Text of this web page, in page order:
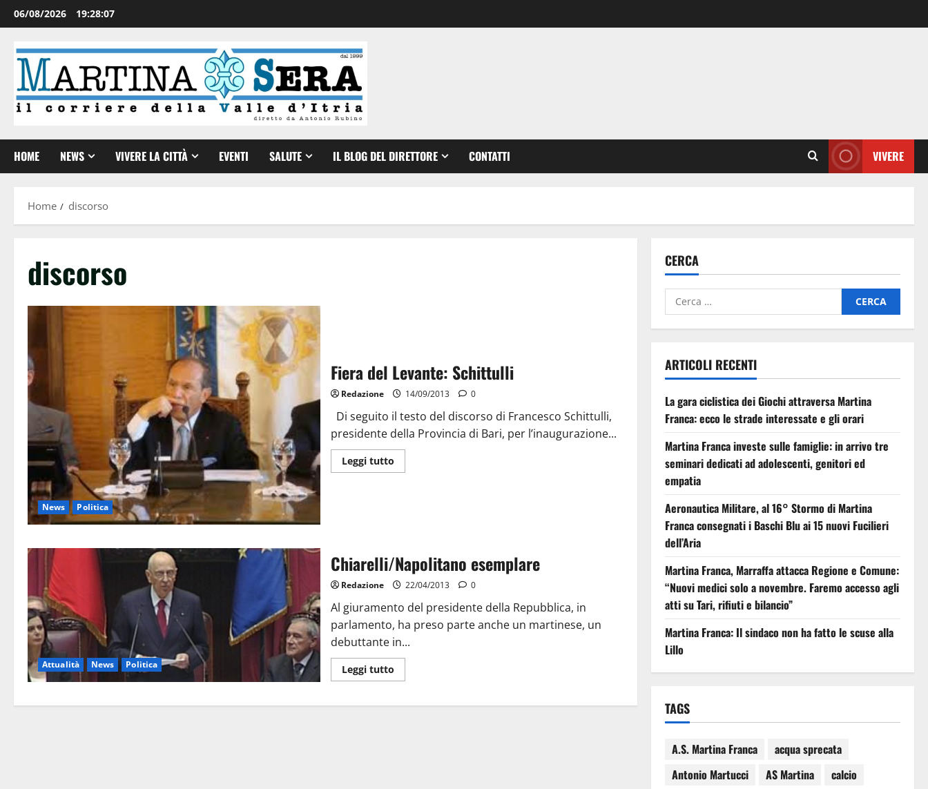
06/08/2026 19:28:07
HOME NEWS VIVERE LA CITTÀ EVENTI SALUTE IL BLOG DEL DIRETTORE CONTATTI VIVERE
Home discorso
discorso
News Politica
Fiera del Levante: Schittulli
Redazione 14/09/2013 0
Di seguito il testo del discorso di Francesco Schittulli,
presidente della Provincia di Bari, per l’inaugurazione...
Leggi tutto
Attualità News Politica
Chiarelli/Napolitano esemplare
Redazione 22/04/2013 0
Al giuramento del presidente della Repubblica, in
parlamento, ha preso parte anche un martinese, un
debuttante in...
Leggi tutto
CERCA
ARTICOLI RECENTI
La gara ciclistica dei Giochi attraversa Martina
Franca: ecco le strade interessate e gli orari
Martina Franca investe sulle famiglie: in arrivo tre
seminari dedicati ad adolescenti, genitori ed
empatia
Aeronautica Militare, al 16° Stormo di Martina
Franca consegnati i Baschi Blu ai 15 nuovi Fucilieri
dell’Aria
Martina Franca, Marraffa attacca Regione e Comune:
“Nuovi medici solo a novembre. Faremo accesso agli
atti su Tari, rifiuti e bilancio”
Martina Franca: Il sindaco non ha fatto le scuse alla
Lillo
TAGS
A.S. Martina Franca
acqua sprecata
Antonio Martucci
AS Martina
calcio